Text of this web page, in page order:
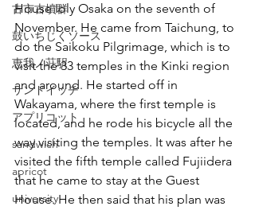
古市古墳群
鼓いちじくソース
恵我ノ荘駅
サンドイッチ
アプリコット
sandwich
apricot
university
House Ioly Osaka on the seventh of
November. He came from Taichung, to
do the Saikoku Pilgrimage, which is to
visit the 33 temples in the Kinki region
and around. He started off in
Wakayama, where the first temple is
located, and he rode his bicycle all the
way visiting the temples. It was after he
visited the fifth temple called Fujiidera
that he came to stay at the Guest
House. He then said that his plan was